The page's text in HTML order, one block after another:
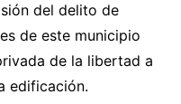
del delito de
de este municipio
de la libertad a
edificación.